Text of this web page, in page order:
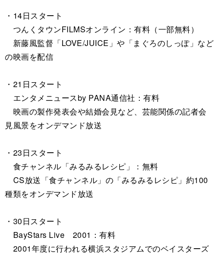
・14日スタート
つんくタウンFILMSオンライン：有料（一部無料）
新藤風監督「LOVE/JUICE」や「まぐろのしっぽ」など
の映画を配信
・21日スタート
エンタメニュースby PANA通信社：有料
映画の製作発表会や結婚会見など、芸能関係の記者会
見風景をオンデマンド放送
・23日スタート
食チャンネル「みるみるレシピ」：無料
CS放送「食チャンネル」の「みるみるレシピ」約100
種類をオンデマンド放送
・30日スタート
BayStars Live 2001：有料
2001年度に行われる横浜スタジアムでのベイスターズ